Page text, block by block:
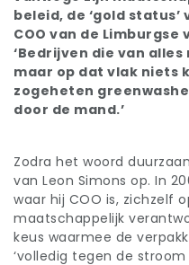
beleid, de ‘gold status’
COO van de
‘Bedrijven die van
maar op dat vlak niets
zogeheten
door de mand.’
Zodra het woord
van Leon Simons op. In
waar hij COO is, zichzelf
maatschappelijk
keus waarmee de
‘volledig tegen de